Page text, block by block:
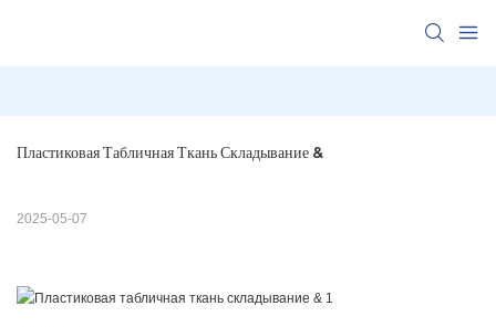
Пластиковая Табличная Ткань Складывание &
2025-05-07